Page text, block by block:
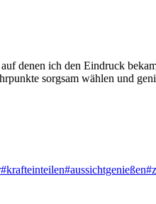
denen ich den Eindruck
sorgsam wählen und
#krafteinteilen#aussichtgenießen